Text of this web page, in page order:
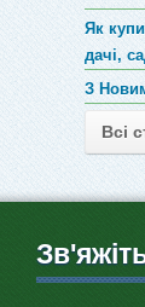
Як
дачі,
З
Всі